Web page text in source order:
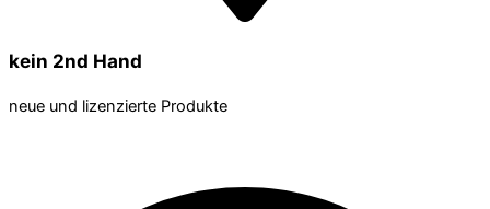
kein 2nd Hand
neue und lizenzierte Produkte